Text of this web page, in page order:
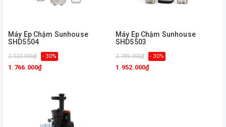
Máy Ép Chậm Sunhouse
SHD5504
2.523.000₫ - 30%
1.766.000₫
Máy Ép Chậm Sunhouse
SHD5503
2.789.000₫ - 30%
1.952.000₫